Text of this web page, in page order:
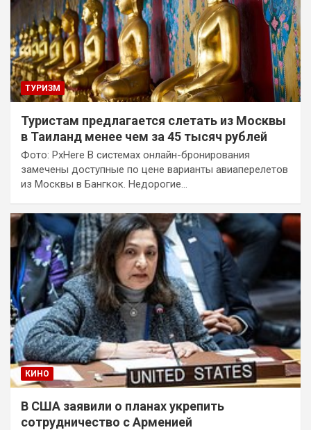
ТУРИЗМ
Туристам предлагается слетать из Москвы
в Таиланд менее чем за 45 тысяч рублей
Фото: PxHere В системах онлайн-бронирования
замечены доступные по цене варианты авиаперелетов
из Москвы в Бангкок. Недорогие…
КИНО
В США заявили о планах укрепить
сотрудничество с Арменией